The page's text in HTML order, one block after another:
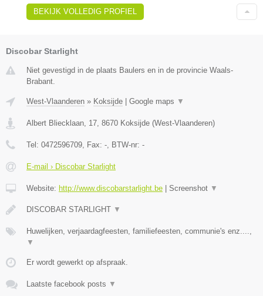
BEKIJK VOLLEDIG PROFIEL
Discobar Starlight
Niet gevestigd in de plaats Baulers en in de provincie Waals-
Brabant.
West-Vlaanderen » Koksijde Google maps ▼
Albert Bliecklaan, 17, 8670 Koksijde (West-Vlaanderen)
Tel: 0472596709, Fax: -, BTW-nr: -
E-mail › Discobar Starlight
Website: http://www.discobarstarlight.be Screenshot ▼
DISCOBAR STARLIGHT ▼
Huwelijken, verjaardagfeesten, familiefeesten, communie's enz....,
▼
Er wordt gewerkt op afspraak.
Laatste facebook posts ▼